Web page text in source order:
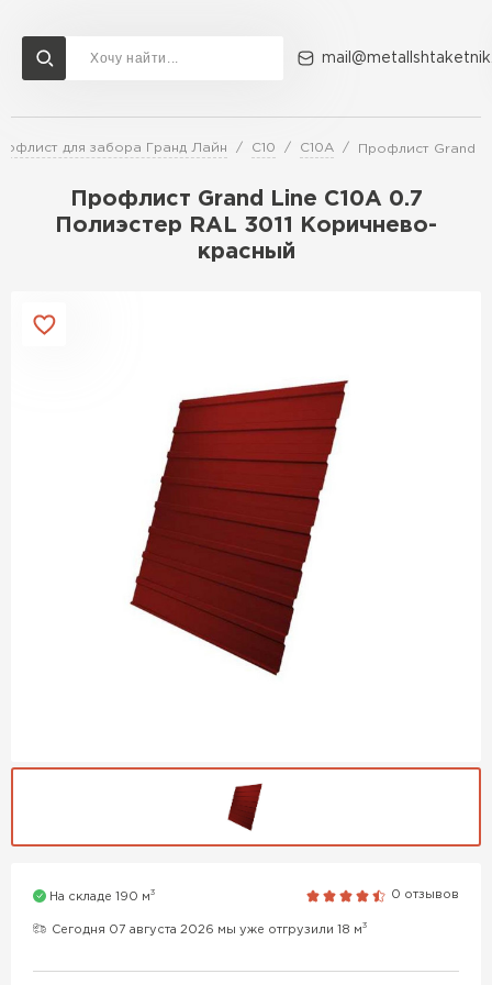
для забора Гранд Лайн С10 C10A Профлист Grand
Профлист Grand Line C10A 0.7
Полиэстер RAL 3011 Коричнево-
красный
На складе 190 м3 0 отзывов
Сегодня 07 августа 2026 мы уже отгрузили 18 м3
Доставка и оплата Акции О компании Контакты
Перейти в каталог